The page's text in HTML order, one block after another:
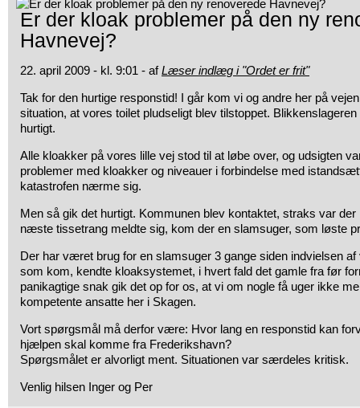
Er der kloak problemer på den ny
Havnevej?
22. april 2009 - kl. 9:01 - afLæser indlæg i "Ordet er frit"
Tak for den hurtige responstid! I går kom vi og andre her på
situation, at vores toilet pludseligt blev tilstoppet.
hurtigt.
Alle kloakker på vores lille vej stod til at løbe over, og udsigten
problemer med kloakker og niveauer i forbindelse med
katastrofen nærme sig.
Men så gik det hurtigt. Kommunen blev kontaktet, straks var der
næste tissetrang meldte sig, kom der en slamsuger, som løste
Der har været brug for en slamsuger 3 gange siden indvielsen
som kom, kendte kloaksystemet, i hvert fald det gamle fra før
panikagtige snak gik det op for os, at vi om nogle få uger ikke
kompetente ansatte her i Skagen.
Vort spørgsmål må derfor være: Hvor lang en responstid kan
hjælpen skal komme fra Frederikshavn?
Spørgsmålet er alvorligt ment. Situationen var særdeles kritisk.
Venlig hilsen Inger og Per